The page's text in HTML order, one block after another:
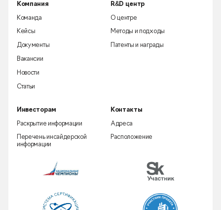
Компания
Команда
Кейсы
Документы
Вакансии
Новости
Статьи
R&D центр
О центре
Методы и подходы
Патенты и награды
Инвесторам
Раскрытие информации
Перечень инсайдерской
информации
Контакты
Адреса
Расположение